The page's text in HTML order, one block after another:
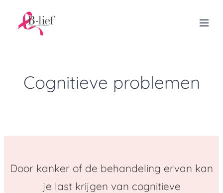
Cognitieve problemen
Door kanker of de behandeling ervan kan
je last krijgen van cognitieve